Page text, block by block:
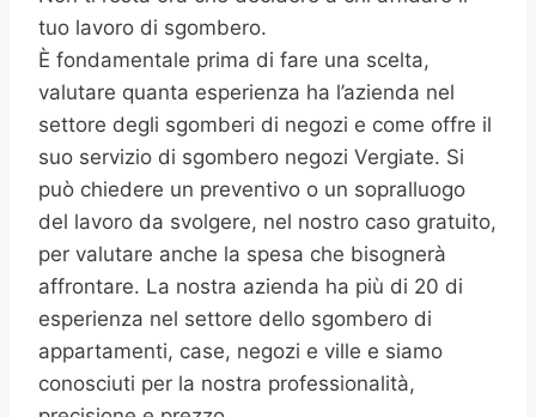
tuo lavoro di sgombero.
È fondamentale prima di fare una scelta,
valutare quanta esperienza ha l’azienda nel
settore degli sgomberi di negozi e come offre il
suo servizio di sgombero negozi Vergiate. Si
può chiedere un preventivo o un sopralluogo
del lavoro da svolgere, nel nostro caso gratuito,
per valutare anche la spesa che bisognerà
affrontare. La nostra azienda ha più di 20 di
esperienza nel settore dello sgombero di
appartamenti, case, negozi e ville e siamo
conosciuti per la nostra professionalità,